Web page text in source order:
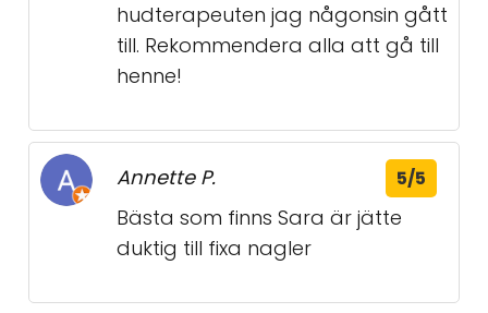
hudterapeuten jag någonsin gått
till. Rekommendera alla att gå till
henne!
Annette P. 5/5
Bästa som finns Sara är jätte
duktig till fixa nagler